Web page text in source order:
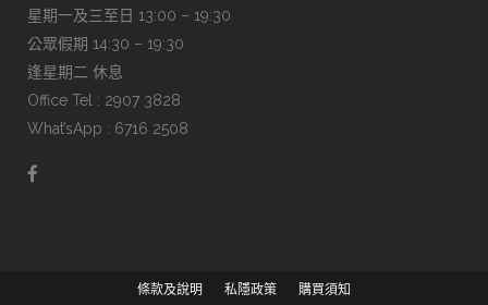
星期一及三至日 13:00 – 19:30
公眾假期 14:30 – 19:30
逢星期二 休息
Office Tel : 2907 3828
What’sApp : 6716 2508
條款及說明 私隱政策 購買須知